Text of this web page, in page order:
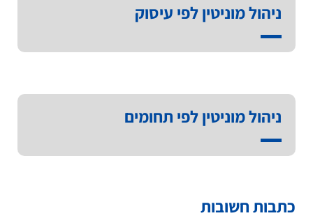
ניהול מוניטין לפי עיסוק
ניהול מוניטין לפי תחומים
כתבות חשובות